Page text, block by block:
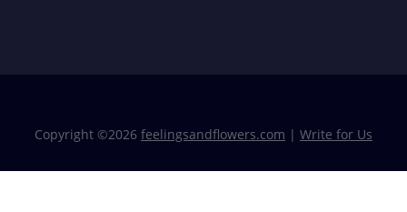
Copyright ©2026 feelingsandflowers.com | Write for Us